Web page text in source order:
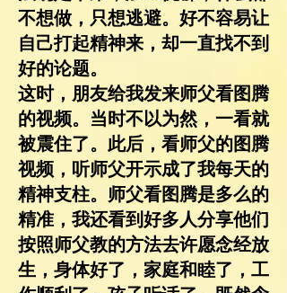
不想做，只想逃避。好不容易让
自己打起精神来，却一直找不到
好的论题。
这时，朋友给我发来师父看图腾
的视频。当时不以为然，一看就
被震住了。此后，看师父的图腾
视频，听师父开示成了我每天的
精神支柱。师父看图腾是多么的
精准，我还看到好多人分享他们
按照师父教的方法去许愿念经放
生，身体好了，家庭和睦了，工